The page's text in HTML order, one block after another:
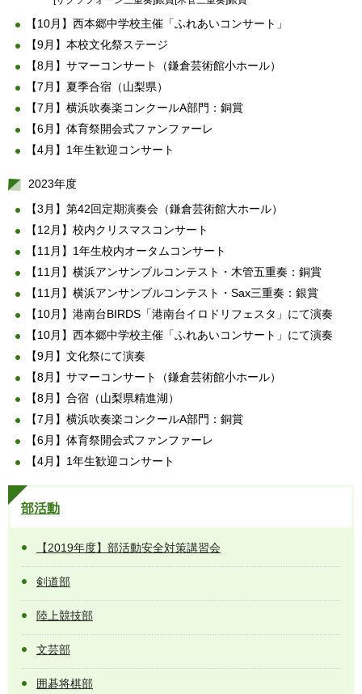
【10月】西本郷中学校主催「ふれあいコンサート」
【9月】本校文化祭ステージ
【8月】サマーコンサート（鎌倉芸術館小ホール）
【7月】夏季合宿（山梨県）
【7月】横浜吹奏楽コンクールA部門：銅賞
【6月】体育祭開会式ファンファーレ
【4月】1年生歓迎コンサート
2023年度
【3月】第42回定期演奏会（鎌倉芸術館大ホール）
【12月】校内クリスマスコンサート
【11月】1年生校内オータムコンサート
【11月】横浜アンサンブルコンテスト・木管五重奏：銅賞
【11月】横浜アンサンブルコンテスト・Sax三重奏：銀賞
【10月】港南台BIRDS「港南台イロドリフェスタ」にて演奏
【10月】西本郷中学校主催「ふれあいコンサート」にて演奏
【9月】文化祭にて演奏
【8月】サマーコンサート（鎌倉芸術館小ホール）
【8月】合宿（山梨県精進湖）
【7月】横浜吹奏楽コンクールA部門：銅賞
【6月】体育祭開会式ファンファーレ
【4月】1年生歓迎コンサート
部活動
【2019年度】部活動安全対策講習会
剣道部
陸上競技部
文芸部
囲碁将棋部